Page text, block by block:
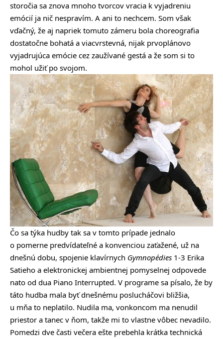
storočia sa znova mnoho tvorcov vracia k vyjadreniu
emócií ja nič nespravím. A ani to nechcem. Som však
vďačný, že aj napriek tomuto zámeru bola choreografia
dostatočne bohatá a viacvrstevná, nijak prvoplánovo
vyjadrujúca emócie cez zaužívané gestá a že som si to
mohol užiť po svojom.
Čo sa týka hudby tak sa v tomto prípade jednalo
o pomerne predvídateľné a konvenciou zaťažené, už na
dnešnú dobu, spojenie klavírnych Gymnopédies 1-3 Erika
Satieho a elektronickej ambientnej pomyselnej odpovede
nato od dua Piano Interrupted. V programe sa písalo, že by
táto hudba mala byť dnešnému poslucháčovi bližšia,
u mňa to neplatilo. Nudila ma, vonkoncom ma nenudil
priestor a tanec v ňom, takže mi to vlastne vôbec nevadilo.
Pomedzi dve časti večera ešte prebehla krátka technická